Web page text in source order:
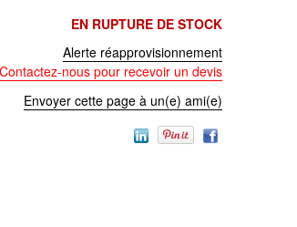
EN RUPTURE DE STOCK
Alerte réapprovisionnement
nous pour recevoir un devis
Envoyer cette page à un(e) ami(e)